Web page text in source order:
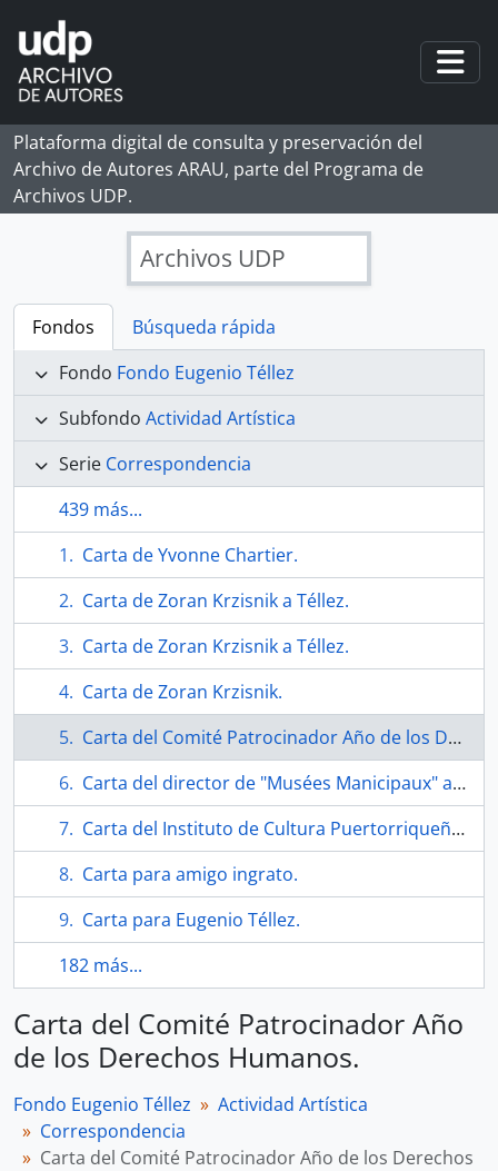
Skip to main content
Plataforma digital de consulta y preservación del
Archivo de Autores ARAU, parte del Programa de
Archivos UDP.
Archivos UDP
Fondos
Búsqueda rápida
Fondo Fondo Eugenio Téllez
Subfondo Actividad Artística
Serie Correspondencia
439 más...
Carta de Yvonne Chartier.
Carta de Zoran Krzisnik a Téllez.
Carta de Zoran Krzisnik a Téllez.
Carta de Zoran Krzisnik.
Carta del Comité Patrocinador Año de los Derechos Humanos.
Carta del director de "Musées Manicipaux" a Téllez.
Carta del Instituto de Cultura Puertorriqueña a Téllez.
Carta para amigo ingrato.
Carta para Eugenio Téllez.
182 más...
Carta del Comité Patrocinador Año
de los Derechos Humanos.
Fondo Eugenio Téllez
Actividad Artística
Correspondencia
Carta del Comité Patrocinador Año de los Derechos